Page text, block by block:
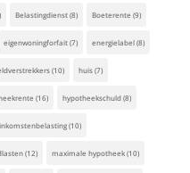
Belastingdienst(8) Boeterente (9)
eigenwoningforfait(7) energielabel(8)
(10) huis(7)
(16) hypotheekschuld(8)
inkomstenbelasting(10)
(12) maximale hypotheek(10)